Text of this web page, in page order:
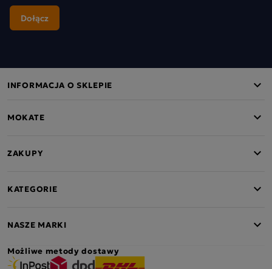
INFORMACJA O SKLEPIE
MOKATE
ZAKUPY
KATEGORIE
NASZE MARKI
Możliwe metody dostawy